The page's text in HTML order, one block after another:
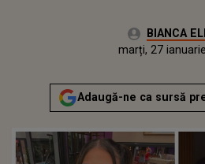
Autor:BIANCA
Publicat:
marți, 27
Adaugă-ne ca sursă